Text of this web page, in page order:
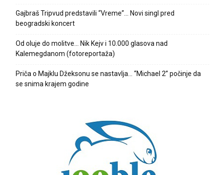
Gajbraš Tripvud predstavili “Vreme”… Novi singl pred
beogradski koncert
Od oluje do molitve… Nik Kejv i 10.000 glasova nad
Kalemegdanom (fotoreportaža)
Priča o Majklu Džeksonu se nastavlja… “Michael 2” počinje da
se snima krajem godine